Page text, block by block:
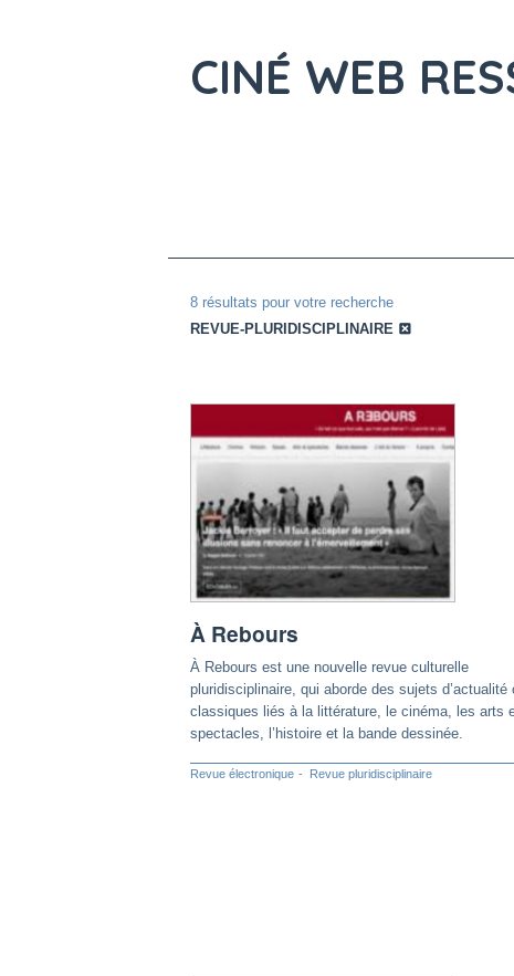
CINÉ WEB
8 résultats pour votre recherche
REVUE-PLURIDISCIPLINAIRE
À Rebours
À Rebours est une nouvelle revue culturelle
pluridisciplinaire, qui aborde des sujets d’actualité
classiques liés à la littérature, le cinéma, les arts
spectacles, l’histoire et la bande dessinée.
Revue électronique Revue pluridisciplinaire